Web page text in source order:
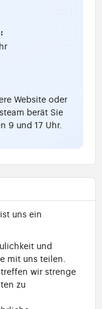
Website oder
berät Sie
9 und 17 Uhr.
uns ein
und
mit uns teilen.
wir strenge
zu